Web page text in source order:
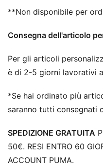
**Non disponibile per
Consegna dell'articolo
Per gli articoli
è di 2-5 giorni lavorativi
*Se hai ordinato più
saranno tutti consegnati
SPEDIZIONE GRATUITA
50€. RESI ENTRO 60
ACCOUNT PUMA.